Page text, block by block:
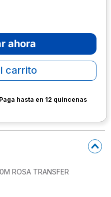
ahora
carrito
Paga hasta en 12 quincenas
ROSA TRANSFER